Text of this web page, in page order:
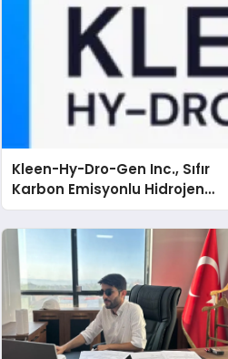
Kleen-Hy-Dro-Gen Inc., Sıfır
Karbon Emisyonlu Hidrojen
Isıtma Teknolojisinde ISO ve
TSSA Düzenleyici Onaylarını
Aldı